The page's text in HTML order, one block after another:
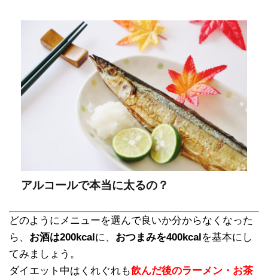
アルコールで本当に太るの？
どのようにメニューを選んで良いか分からなくなった
ら、 お酒は200kcalに、 おつまみを400kcalを基本にし
てみましょう。
ダイエット中はくれぐれも飲んだ後のラーメン・お茶